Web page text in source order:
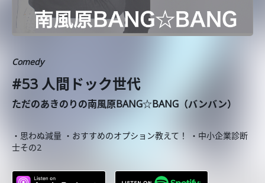
Comedy
#53 人間ドック世代
ただのあきのりの南風原BANG☆BANG（バンバン）
・思わぬ減量 ・おすすめのオプション教えて！ ・中小企業診断
士その2